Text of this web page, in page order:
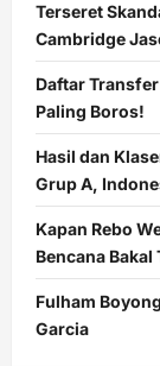
Terseret
Cambridge
Daftar
Paling Boros!
Hasil dan
Grup A,
Kapan Rebo
Bencana Bakal
Fulham
Garcia